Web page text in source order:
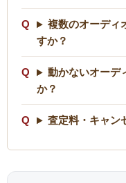
複数のオーディ
すか？
動かないオーデ
か？
査定料・キャン